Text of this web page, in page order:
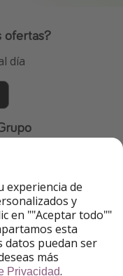
ofertas?
día
experiencia de
y
en ""Aceptar todo""
esta
datos puedan ser
más
Privacidad.